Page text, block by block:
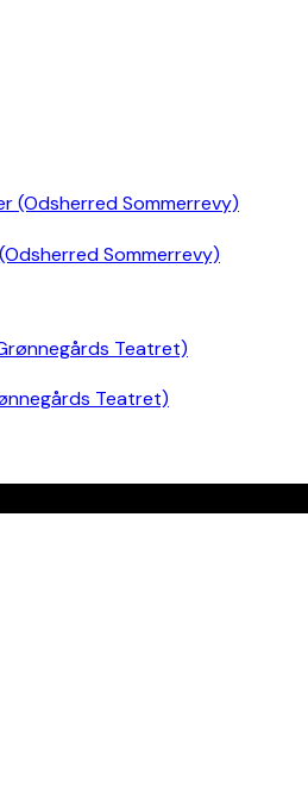
Sommerrevy)
Teatret)